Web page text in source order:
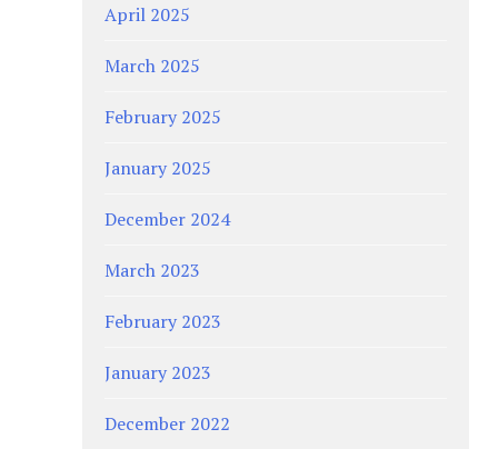
April 2025
March 2025
February 2025
January 2025
December 2024
March 2023
February 2023
January 2023
December 2022